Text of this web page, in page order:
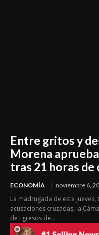
Entre gritos y
Morena
tras 21 horas
ECONOMÍA noviembre 6,
La madrugada de este
acusaciones cruzadas, la
de Egresos de...